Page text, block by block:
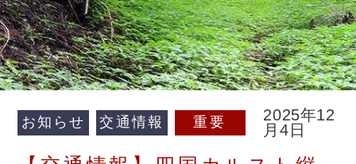
お知らせ 交通情報 重要
2025年12
月4日